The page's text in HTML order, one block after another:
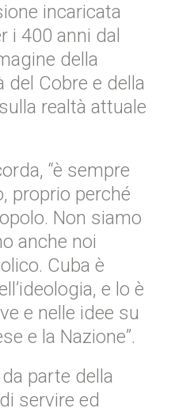
incaricata
i 400 anni dal
della
del Cobre e della
realtà attuale
“è sempre
proprio perché
Non siamo
anche noi
Cuba è
e lo è
e nelle idee su
e la Nazione”.
parte della
servire ed